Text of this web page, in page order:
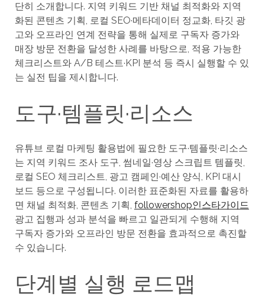
단히 소개합니다. 지역 키워드 기반 채널 최적화와 지역
화된 콘텐츠 기획, 로컬 SEO·메타데이터 정교화, 타깃 광
고와 오프라인 연계 전략을 통해 실제로 구독자 증가와
매장 방문 전환을 달성한 사례를 바탕으로, 적용 가능한
체크리스트와 A/B 테스트·KPI 분석 등 즉시 실행할 수 있
는 실전 팁을 제시합니다.
도구·템플릿·리소스
유튜브 로컬 마케팅 활용법에 필요한 도구·템플릿·리소스
는 지역 키워드 조사 도구, 썸네일·영상 스크립트 템플릿,
로컬 SEO 체크리스트, 광고 캠페인·예산 양식, KPI 대시
보드 등으로 구성됩니다. 이러한 표준화된 자료를 활용하
면 채널 최적화, 콘텐츠 기획, followershop인스타가이드
광고 집행과 성과 분석을 빠르고 일관되게 수행해 지역
구독자 증가와 오프라인 방문 전환을 효과적으로 촉진할
수 있습니다.
단계별 실행 로드맵